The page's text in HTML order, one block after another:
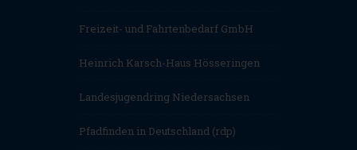
Freizeit- und Fahrtenbedarf GmbH
Heinrich Karsch-Haus Hösseringen
Landesjugendring Niedersachsen
Pfadfinden in Deutschland (rdp)